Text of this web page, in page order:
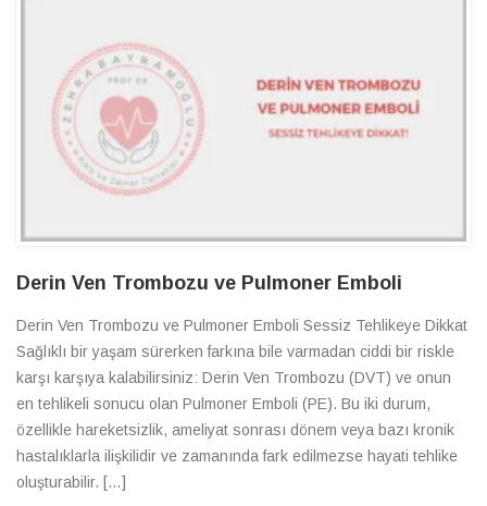
Derin Ven Trombozu ve Pulmoner Emboli
Derin Ven Trombozu ve Pulmoner Emboli Sessiz Tehlikeye Dikkat
Sağlıklı bir yaşam sürerken farkına bile varmadan ciddi bir riskle
karşı karşıya kalabilirsiniz: Derin Ven Trombozu (DVT) ve onun
en tehlikeli sonucu olan Pulmoner Emboli (PE). Bu iki durum,
özellikle hareketsizlik, ameliyat sonrası dönem veya bazı kronik
hastalıklarla ilişkilidir ve zamanında fark edilmezse hayati tehlike
oluşturabilir. […]